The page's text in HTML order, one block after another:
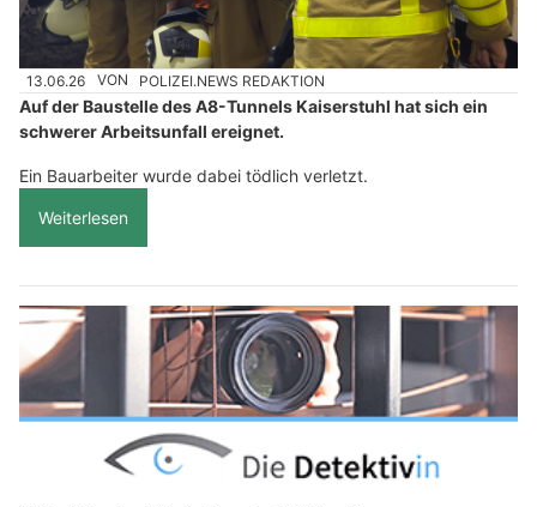
13.06.26 VON POLIZEI.NEWS REDAKTION
Auf der Baustelle des A8-Tunnels Kaiserstuhl hat sich ein
schwerer Arbeitsunfall ereignet.
Ein Bauarbeiter wurde dabei tödlich verletzt.
Weiterlesen